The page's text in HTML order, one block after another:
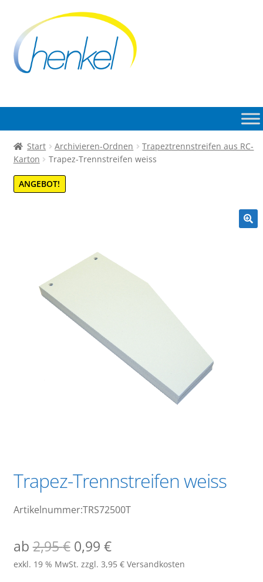
Navigation
springen
Inhalt
springen
Start Archivieren-Ordnen
Trapeztrennstreifen aus RC-
Karton
Trapez-Trennstreifen weiss
ANGEBOT!
Trapez-Trennstreifen weiss
Artikelnummer:TRS72500T
ab2,95€ Ursprünglicher
Preis
0,99 €Aktueller
Preis
exkl. 19 % MwSt. zzgl. 3,95 € Versandkosten